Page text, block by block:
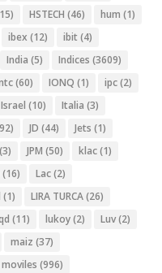
HSTECH (46) hum (1)
ibex (12) ibit (4)
India (5) Indices (3609)
(60) IONQ (1) ipc(2)
Israel (10) Italia (3)
JD (44) Jets (1)
(3) JPM (50) klac(1)
(16) Lac(2)
(1) LIRA TURCA(26)
(11) lukoy(2) Luv(2)
maiz (37)
(996)